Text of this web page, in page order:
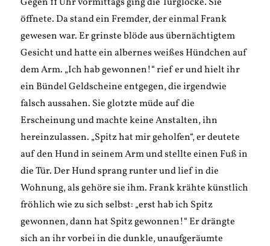
öffnete. Da stand ein Fremder, der einmal Frank
gewesen war. Er grinste blöde aus übernächtigtem
Gesicht und hatte ein albernes weißes Hündchen auf
dem Arm. „Ich hab gewonnen!“ rief er und hielt ihr
ein Bündel Geldscheine entgegen, die irgendwie
falsch aussahen. Sie glotzte müde auf die
Erscheinung und machte keine Anstalten, ihn
hereinzulassen. „Spitz hat mir geholfen“, er deutete
auf den Hund in seinem Arm und stellte einen Fuß in
die Tür. Der Hund sprang runter und lief in die
Wohnung, als gehöre sie ihm. Frank krähte künstlich
fröhlich wie zu sich selbst: „erst hab ich Spitz
gewonnen, dann hat Spitz gewonnen!“ Er drängte
sich an ihr vorbei in die dunkle, unaufgeräumte